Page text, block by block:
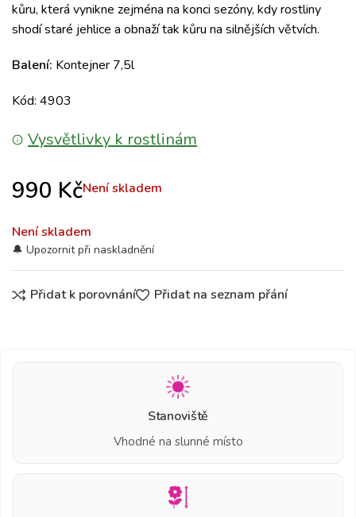
kůru, která vynikne zejména na konci sezóny, kdy rostliny
shodí staré jehlice a obnaží tak kůru na silnějších větvích.
Balení: Kontejner 7,5l
Kód: 4903
Vysvětlivky k rostlinám
990 KčNení skladem
Není skladem
Přidat k porovnání Přidat na seznam přání
Stanoviště
Vhodné na slunné místo